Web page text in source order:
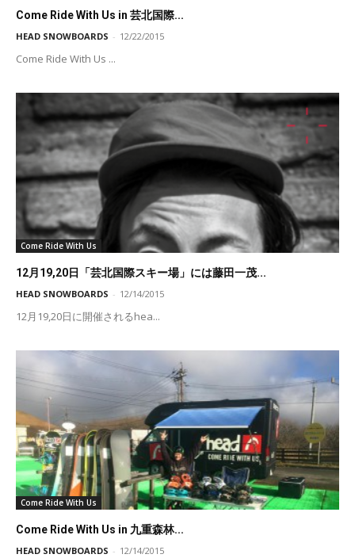
Come Ride With Us in 芸北国際...
HEAD SNOWBOARDS - 12/22/2015
Come Ride With Us ...
Come Ride With Us
12月19,20日「芸北国際スキー場」には藤田一茂...
HEAD SNOWBOARDS - 12/14/2015
12月19,20日に開催されるhea...
Come Ride With Us
Come Ride With Us in 九重森林...
HEAD SNOWBOARDS - 12/14/2015